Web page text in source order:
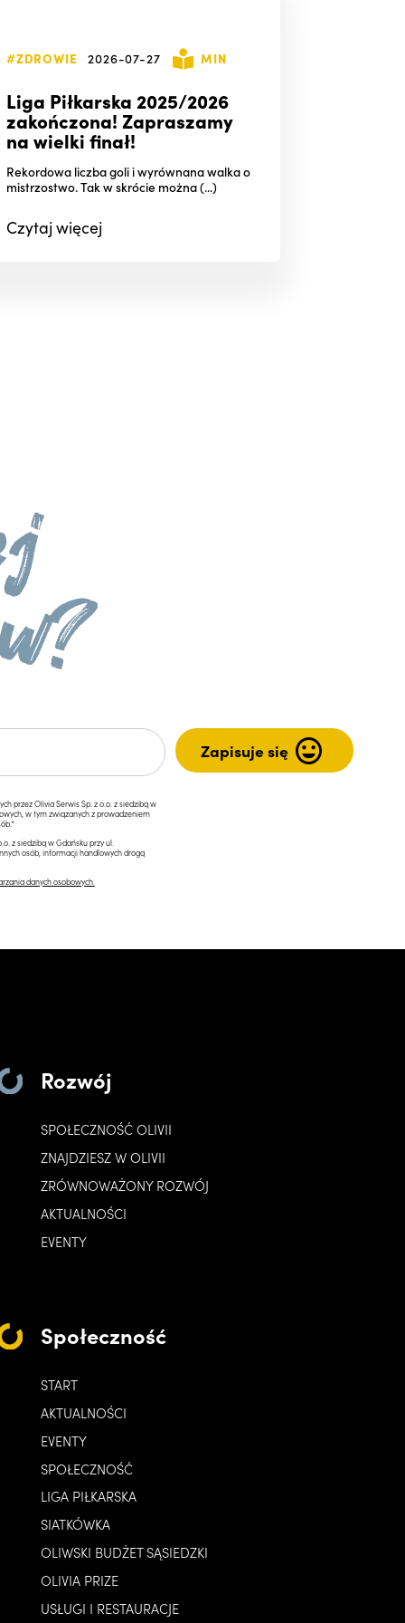
#ZDROWIE 2026-07-27 MIN
Liga Piłkarska 2025/2026
zakończona! Zapraszamy
na wielki finał!
Rekordowa liczba goli i wyrównana walka o
mistrzostwo. Tak w skrócie można (...)
Czytajwięcej
przez Olivia Serwis Sp. z o.o. z siedzibą w
w tym związanych z prowadzeniem
z siedzibą w Gdańsku przy ul.
osób, informacji handlowych drogą
danych osobowych.
Rozwój
SPOŁECZNOŚĆ OLIVII
ZNAJDZIESZ W OLIVII
ZRÓWNOWAŻONY ROZWÓJ
AKTUALNOŚCI
EVENTY
Społeczność
START
AKTUALNOŚCI
EVENTY
SPOŁECZNOŚĆ
LIGA PIŁKARSKA
SIATKÓWKA
OLIWSKI BUDŻET SĄSIEDZKI
OLIVIA PRIZE
USŁUGI I RESTAURACJE